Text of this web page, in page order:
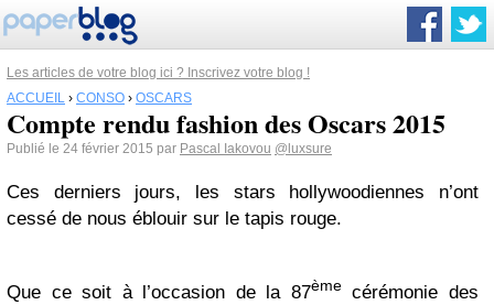
Les articles de votre blog ici ? Inscrivez votre blog !
ACCUEIL › CONSO › OSCARS
Compte rendu fashion des Oscars 2015
Publié le 24 février 2015 par Pascal Iakovou @luxsure
Ces derniers jours, les stars hollywoodiennes n’ont
cessé de nous éblouir sur le tapis rouge.
Que ce soit à l’occasion de la 87èmecérémonie des